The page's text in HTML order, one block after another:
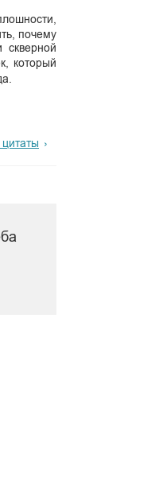
почему
скверной
который
цитаты